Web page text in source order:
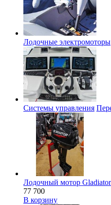
Лодочные электромоторы
Системы управления
Лодочный мотор
77 700
В корзину